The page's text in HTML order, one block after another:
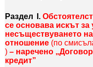
Раздел І.
се основава искът за
несъществуването
отношение (по
)– наречено
кредит”